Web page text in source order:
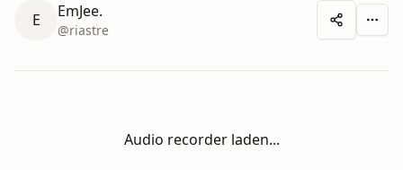
E EmJee.
@riastre
Audio recorder laden...